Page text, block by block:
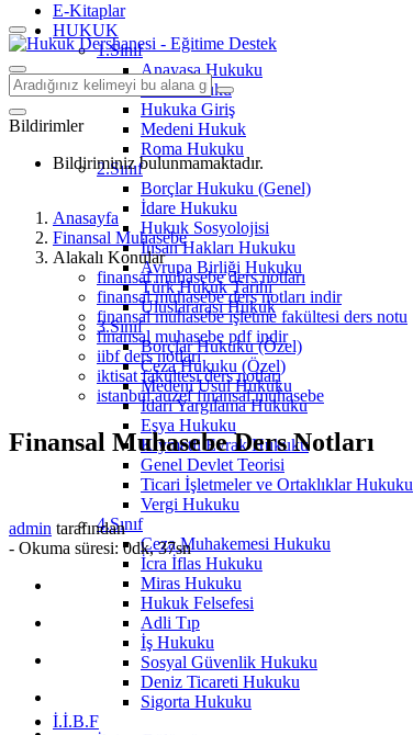
E-Kitaplar
HUKUK
1.Sınıf
Anayasa Hukuku
Aile Hukuku
Hukuka Giriş
Medeni Hukuk
Roma Hukuku
2.Sınıf
Borçlar Hukuku (Genel)
İdare Hukuku
Hukuk Sosyolojisi
İnsan Hakları Hukuku
Avrupa Birliği Hukuku
Türk Hukuk Tarihi
Uluslararası Hukuk
3.Sınıf
Borçlar Hukuku (Özel)
Ceza Hukuku (Özel)
Medeni Usul Hukuku
İdari Yargılama Hukuku
Eşya Hukuku
Kıymetli Evrak Hukuku
Genel Devlet Teorisi
Ticari İşletmeler ve Ortaklıklar Hukuku
Vergi Hukuku
4.Sınıf
Ceza Muhakemesi Hukuku
İcra İflas Hukuku
Miras Hukuku
Hukuk Felsefesi
Adli Tıp
İş Hukuku
Sosyal Güvenlik Hukuku
Deniz Ticareti Hukuku
Sigorta Hukuku
İ.İ.B.F
Bildirimler
Bildiriminiz bulunmamaktadır.
Anasayfa
Finansal Muhasebe
Alakalı Konular
finansal muhasebe ders notları
finansal muhasebe ders notları indir
finansal muhasebe işletme fakültesi ders notu
finansal muhasebe pdf indir
iibf ders notları
iktisat fakültesi ders notları
istanbul auzef finansal muhasebe
Finansal Muhasebe Ders Notları
admin tarafından
- Okuma süresi: 0dk, 37sn